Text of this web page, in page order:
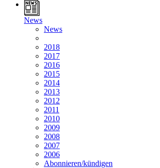
News
News
2018
2017
2016
2015
2014
2013
2012
2011
2010
2009
2008
2007
2006
Abonnieren/kündigen